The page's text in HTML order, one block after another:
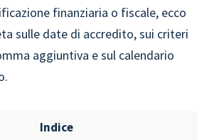
finanziaria o fiscale, ecco
sulle date di accredito, sui criteri
aggiuntiva e sul calendario
Indice